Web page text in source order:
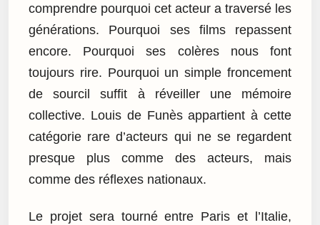
comprendre pourquoi cet acteur a traversé les
générations. Pourquoi ses films repassent
encore. Pourquoi ses colères nous font
toujours rire. Pourquoi un simple froncement
de sourcil suffit à réveiller une mémoire
collective. Louis de Funès appartient à cette
catégorie rare d’acteurs qui ne se regardent
presque plus comme des acteurs, mais
comme des réflexes nationaux.
Le projet sera tourné entre Paris et l’Italie,